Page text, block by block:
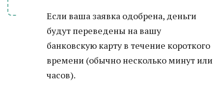
Если ваша заявка одобрена, деньги
будут переведены на вашу
банковскую карту в течение короткого
времени (обычно несколько минут или
часов).